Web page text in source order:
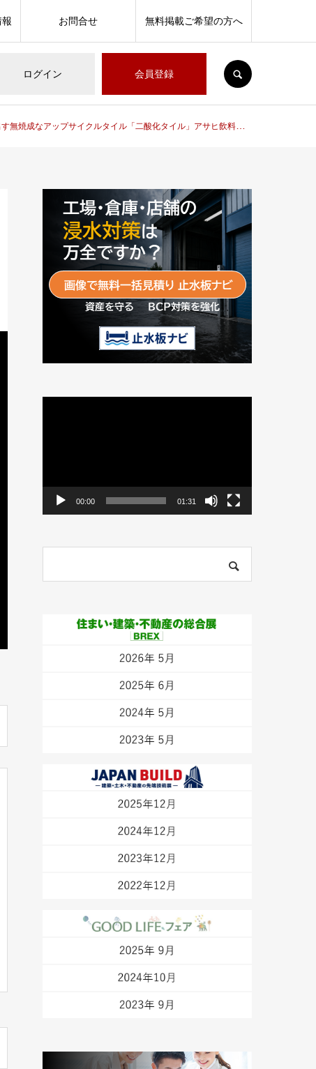
ログイン 会員登録
お問合せ 無料掲載ご希望の方へ
焼成なアップサイクルタイル「二酸化タイル」アサヒ飲料株式会社
00:00 01:31